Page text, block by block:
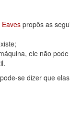
Eavespropôs as
ele não
se dizer que